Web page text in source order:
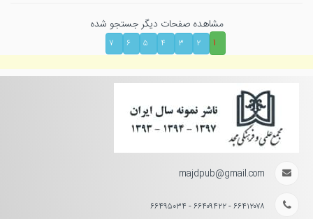
مشاهده صفحات دیگر جستجو شده
۱
۲ ۳ ۴ ۵ ۶ ۷
majdpub@gmail.com
۶۶۴۱۲۰۷۸ - ۶۶۴۰۹۴۲۲ - ۶۶۴۹۵۰۳۴